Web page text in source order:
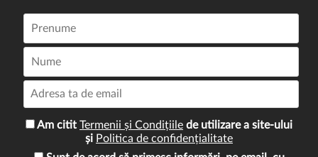
Am citit Termenii și Condițiile de utilizare a site-ului
și Politica de confidențialitate